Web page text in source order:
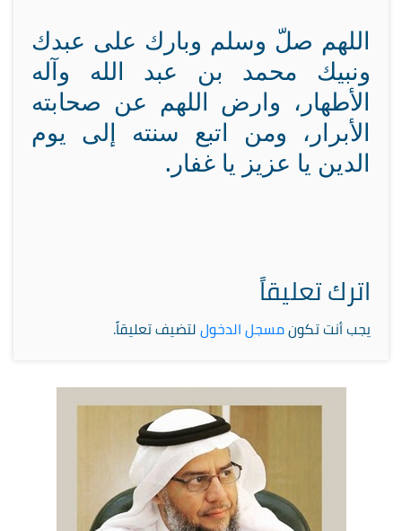
اللهم صلّ وسلم وبارك على عبدك
ونبيك محمد بن عبد الله وآله
الأطهار، وارض اللهم عن صحابته
الأبرار، ومن اتبع سنته إلى يوم
الدين يا عزيز يا غفار.
اترك تعليقاً
يجب أنت تكونمسجل الدخوللتضيف تعليقاً.